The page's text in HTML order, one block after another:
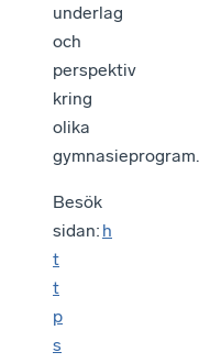
underlag
och
perspektiv
kring
olika
gymnasieprogram.
Besök
sidan: h
t
t
p
s